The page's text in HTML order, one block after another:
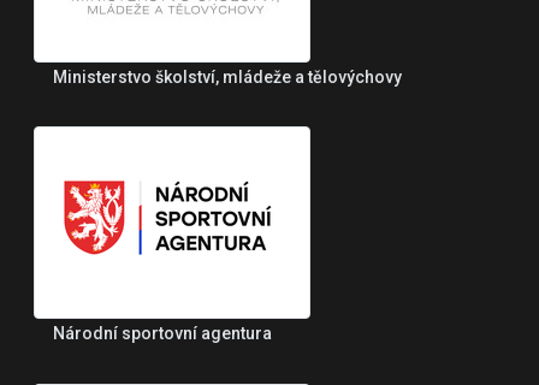
Ministerstvo školství, mládeže a tělovýchovy
Národní sportovní agentura